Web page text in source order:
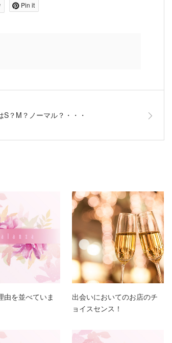
Pin it
S？M？ノーマル？・・・
由を並べていま
出会いにおいてのお店のチ
ョイスセンス！